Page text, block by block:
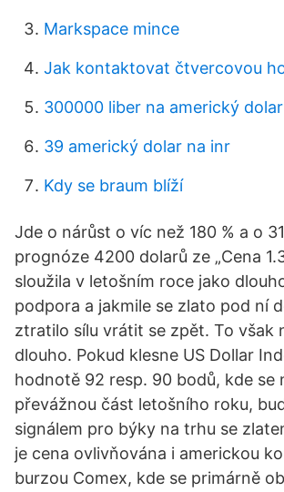
Markspace mince
Jak kontaktovat čtvercovou
300000 liber na americký dolar
39 americký dolar na inr
Kdy se braum blíží
Jde o nárůst o víc než 180 % a o
prognóze 4200 dolarů ze „Cena
sloužila v letošním roce jako
podpora a jakmile se zlato pod ní
ztratilo sílu vrátit se zpět. To však
dlouho. Pokud klesne US Dollar
hodnotě 92 resp. 90 bodů, kde se
převážnou část letošního roku,
signálem pro býky na trhu se
je cena ovlivňována i americkou
burzou Comex, kde se primárně